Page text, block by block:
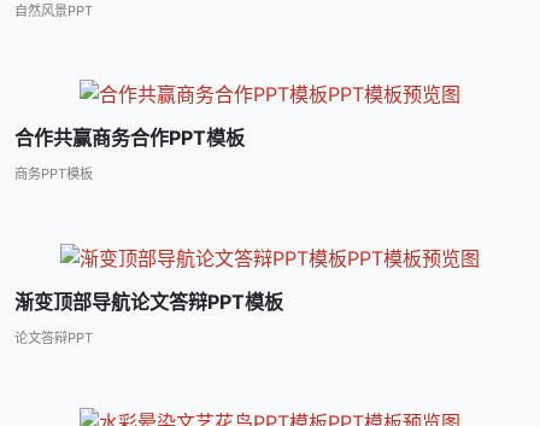
自然风景PPT
合作共赢商务合作PPT模板
商务PPT模板
渐变顶部导航论文答辩PPT模板
论文答辩PPT